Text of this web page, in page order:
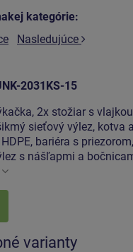
kategórie:
Nasledujúce
2031KS-15
2x stožiar s
sieťový výlez, kotva
bariéra s
s nášľapmi a
varianty